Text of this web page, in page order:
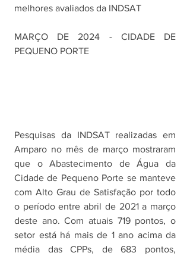
melhores avaliados da INDSAT
MARÇO DE 2024 - CIDADE DE
PEQUENO PORTE
Pesquisas da INDSAT realizadas em
Amparo no mês de março mostraram
que o Abastecimento de Água da
Cidade de Pequeno Porte se manteve
com Alto Grau de Satisfação por todo
o período entre abril de 2021 a março
deste ano. Com atuais 719 pontos, o
setor está há mais de 1 ano acima da
média das CPPs, de 683 pontos,